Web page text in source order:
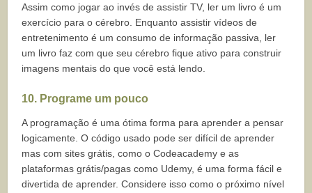
Assim como jogar ao invés de assistir TV, ler um livro é um
exercício para o cérebro. Enquanto assistir vídeos de
entretenimento é um consumo de informação passiva, ler
um livro faz com que seu cérebro fique ativo para construir
imagens mentais do que você está lendo.
10. Programe um pouco
A programação é uma ótima forma para aprender a pensar
logicamente. O código usado pode ser difícil de aprender
mas com sites grátis, como o Codeacademy e as
plataformas grátis/pagas como Udemy, é uma forma fácil e
divertida de aprender. Considere isso como o próximo nível